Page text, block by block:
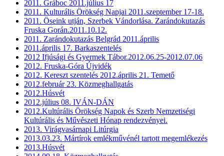
2011. Gráboc 2011.július 17
2011. Kulturális Örökség Napjai 2011.szeptember 17-18.
2011. Öseink utján, Szerbek Vándorlása. Zarándokutazás
Fruska Gorán.2011.10.12.
2011. Zarándokutazás Belgrád 2011.április
2011.április 17. Barkaszentelés
2012 Ifjúsági és Gyermek Tábor.2012.06.25-2012.07.06
2012. Fruska-Góra Újvidék
2012. Kereszt szentelés 2012.április 21. Temető
2012.február 23. Közmeghallgatás
2012.Húsvét
2012.július 08. IVÁN-DÁN
2012.Kultúrális Örökség Napok és Szerb Nemzetiségi
Kultúrális és Művészeti Hónap rendezvényei.
2013. Virágvasárnapi Litúrgia
2013.03.23. Mártírok emlékművénél tartott megemlékezés
2013.Húsvét